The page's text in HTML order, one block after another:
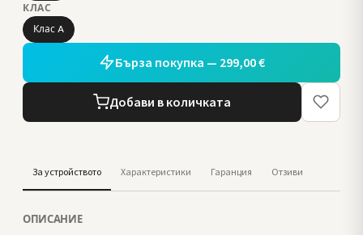
КЛАС
Клас A
Бърза покупка — 299,00 €
Добави в количката
За устройството Характеристики Гаранция Отзиви
ОПИСАНИЕ